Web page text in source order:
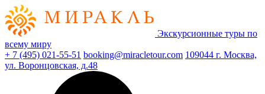
Экскурсионные туры по
всему миру
+ 7 (495) 021-55-51 booking@miracletour.com 109044 г. Москва,
ул. Воронцовская, д.48